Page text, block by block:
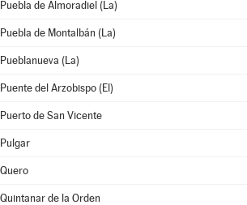
Puebla de Almoradiel (La)
Puebla de Montalbán (La)
Pueblanueva (La)
Puente del Arzobispo (El)
Puerto de San Vicente
Pulgar
Quero
Quintanar de la Orden